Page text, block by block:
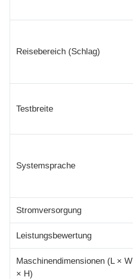
Reisebereich (Schlag)
Testbreite
Systemsprache
Stromversorgung
Leistungsbewertung
Maschinendimensionen (L × W
× H)